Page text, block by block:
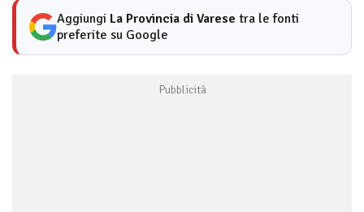
Aggiungi La Provincia di Varese tra le fonti
preferite su Google